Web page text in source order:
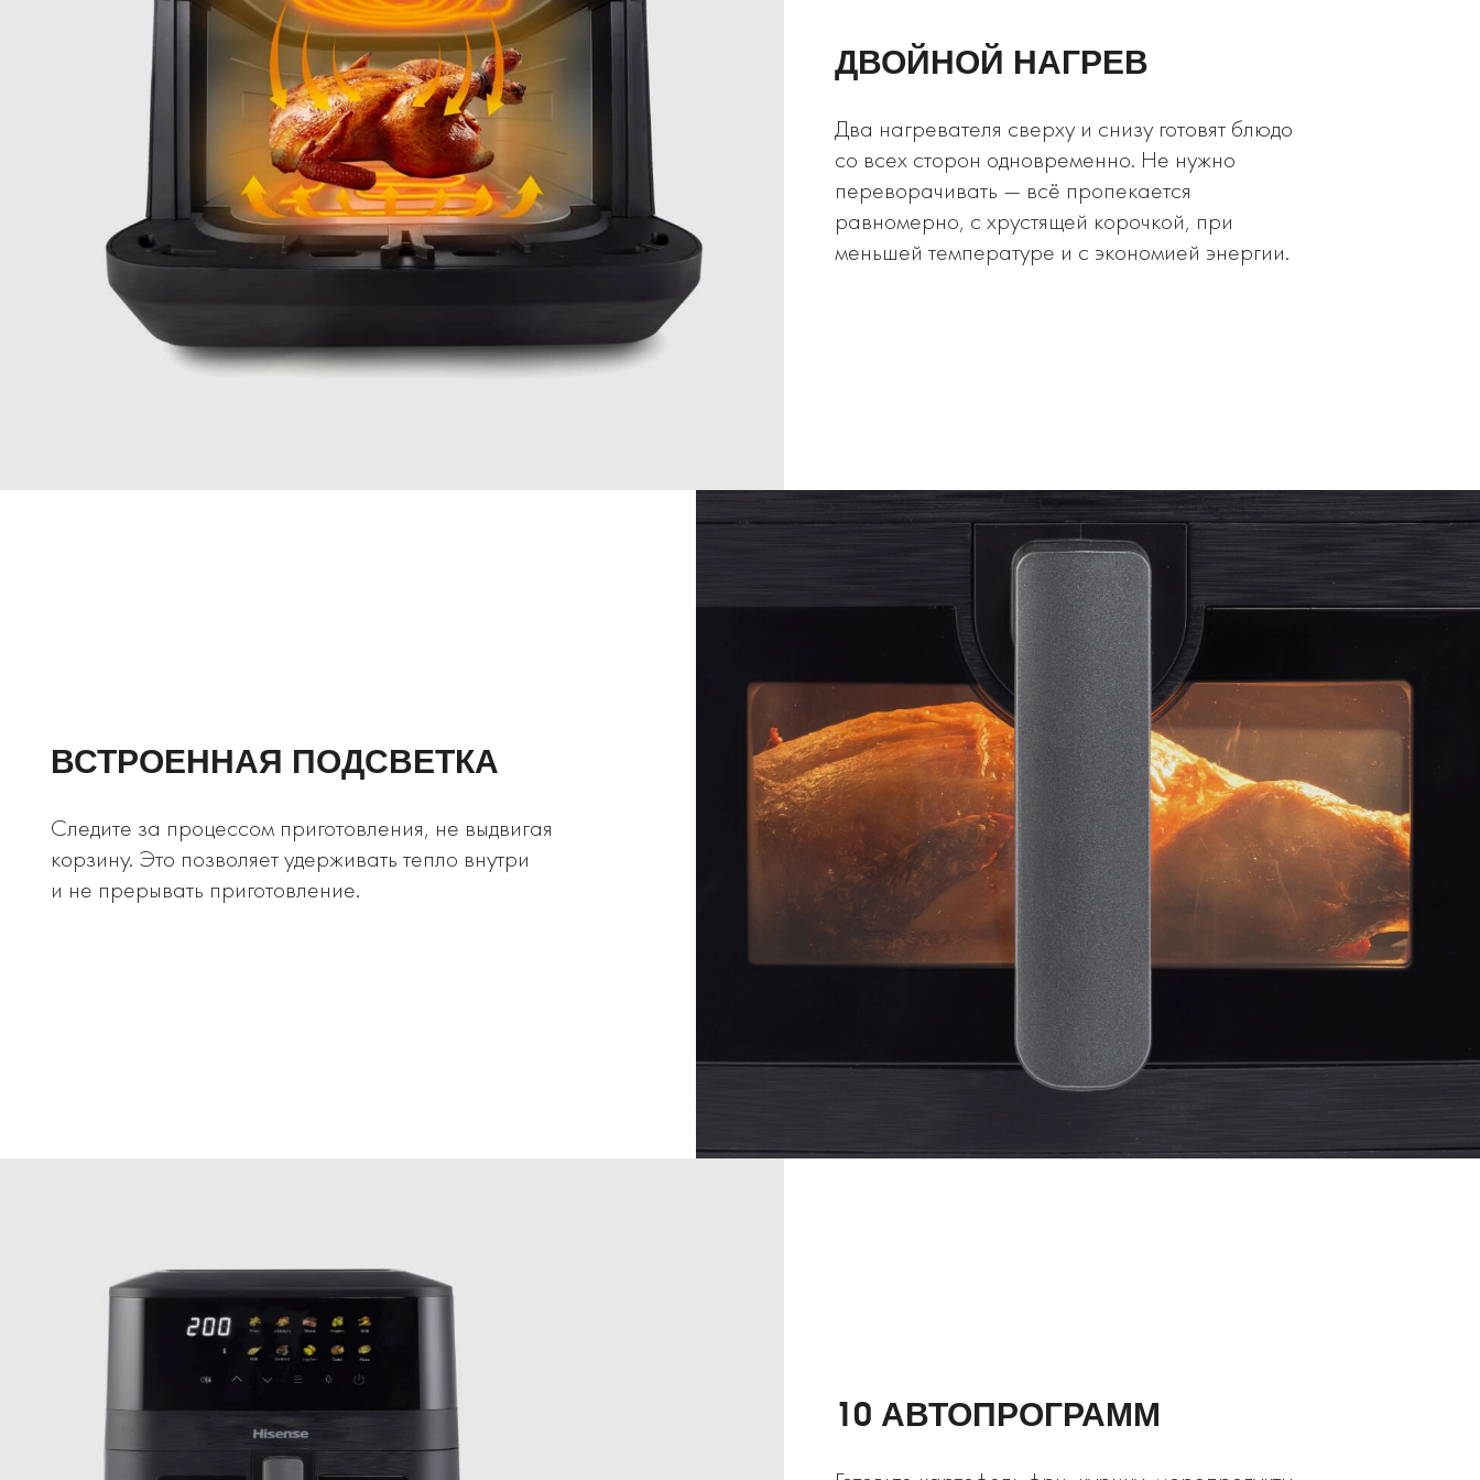
ДВОЙНОЙ НАГРЕВ
Два нагревателя сверху и снизу готовят блюдо
со всех сторон одновременно. Не нужно
переворачивать — всё пропекается
равномерно, с хрустящей корочкой, при
меньшей температуре и с экономией энергии.
ВСТРОЕННАЯ ПОДСВЕТКА
Следите за процессом приготовления, не выдвигая
корзину. Это позволяет удерживать тепло внутри
и не прерывать приготовление.
10 АВТОПРОГРАММ